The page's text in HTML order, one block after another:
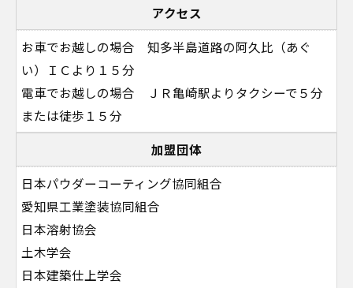
アクセス
お車でお越しの場合 知多半島道路の阿久比（あぐ
い）ＩＣより１５分
電車でお越しの場合 ＪＲ亀崎駅よりタクシーで５分
または徒歩１５分
加盟団体
日本パウダーコーティング協同組合
愛知県工業塗装協同組合
日本溶射協会
土木学会
日本建築仕上学会